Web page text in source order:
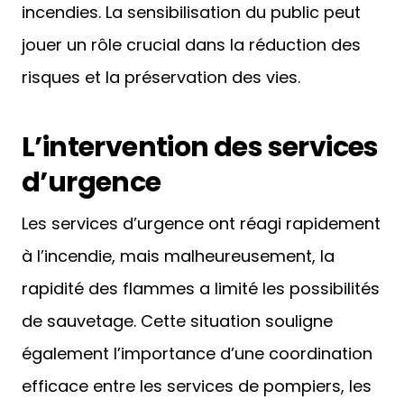
incendies. La sensibilisation du public peut
jouer un rôle crucial dans la réduction des
risques et la préservation des vies.
L’intervention des services
d’urgence
Les services d’urgence ont réagi rapidement
à l’incendie, mais malheureusement, la
rapidité des flammes a limité les possibilités
de sauvetage. Cette situation souligne
également l’importance d’une coordination
efficace entre les services de pompiers, les